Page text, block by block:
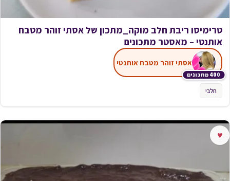
טרימיסו ריבת חלב מוקה_מתכון של אסתי זוהר מטבח
אותנטי – מאסטר מתכונים
400 מתכונים
אסתי זוהר מטבח אותנטי
חלבי
♥